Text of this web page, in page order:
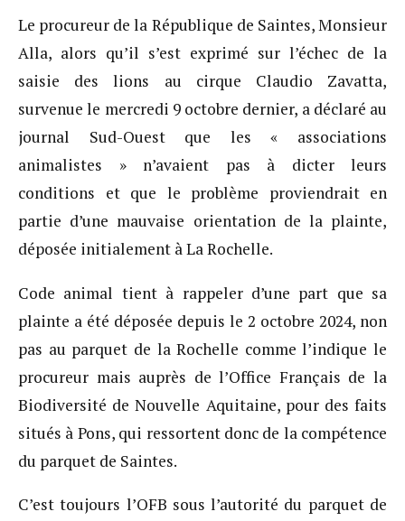
Le procureur de la République de Saintes, Monsieur
Alla, alors qu’il s’est exprimé sur l’échec de la
saisie des lions au cirque Claudio Zavatta,
survenue le mercredi 9 octobre dernier, a déclaré au
journal Sud-Ouest que les « associations
animalistes » n’avaient pas à dicter leurs
conditions et que le problème proviendrait en
partie d’une mauvaise orientation de la plainte,
déposée initialement à La Rochelle.
Code animal tient à rappeler d’une part que sa
plainte a été déposée depuis le 2 octobre 2024, non
pas au parquet de la Rochelle comme l’indique le
procureur mais auprès de l’Office Français de la
Biodiversité de Nouvelle Aquitaine, pour des faits
situés à Pons, qui ressortent donc de la compétence
du parquet de Saintes.
C’est toujours l’OFB sous l’autorité du parquet de